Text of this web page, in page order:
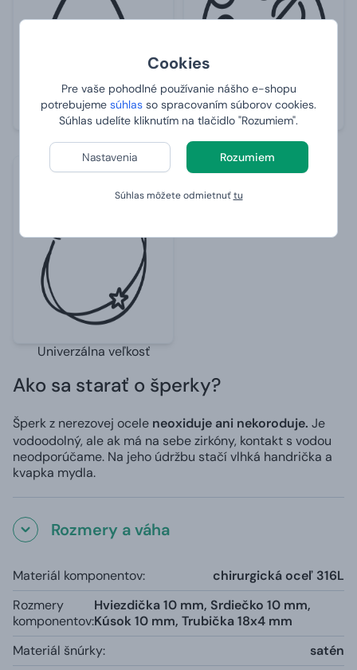
Cookies
Pre vaše pohodlné používanie nášho e-shopu
potrebujeme súhlas so spracovaním súborov cookies.
Súhlas udelíte kliknutím na tlačidlo "Rozumiem".
Nastavenia Rozumiem
Súhlas môžete odmietnuťtu
Neoxidujú ani nekorodujú
Univerzálna veľkosť
Ako sa starať o šperky?
Šperk z nerezovej ocele neoxiduje ani nekoroduje. Je
vodoodolný, ale ak má na sebe zirkóny, kontakt s vodou
neodporúčame. Na jeho údržbu stačí vlhká handrička a
kvapka mydla.
Rozmery a váha
Materiál komponentov:
chirurgická oceľ 316L
Rozmery
komponentov:
Hviezdička 10 mm, Srdiečko 10 mm,
Kúsok 10 mm, Trubička 18x4 mm
Materiál šnúrky:
satén